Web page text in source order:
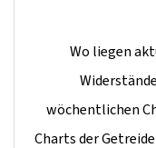
Wo liegen
wöchentlichen
Charts der